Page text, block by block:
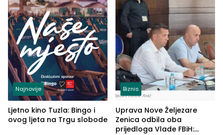
Najnovije
Ljetno kino Tuzla: Bingo i
ovog ljeta na Trgu slobode
Biznis
Uprava Nove Željezare
Zenica odbila oba
prijedloga Vlade FBiH: